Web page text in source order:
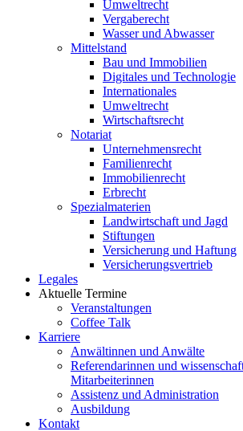
Umweltrecht
Vergaberecht
Wasser und Abwasser
Mittelstand
Bau und Immobilien
Digitales und Technologie
Internationales
Umweltrecht
Wirtschaftsrecht
Notariat
Unternehmensrecht
Familienrecht
Immobilienrecht
Erbrecht
Spezialmaterien
Landwirtschaft und Jagd
Stiftungen
Versicherung und Haftung
Versicherungsvertrieb
Legales
Aktuelle Termine
Veranstaltungen
Coffee Talk
Karriere
Anwältinnen und Anwälte
Referendarinnen und
Mitarbeiterinnen
Assistenz und Administration
Ausbildung
Kontakt